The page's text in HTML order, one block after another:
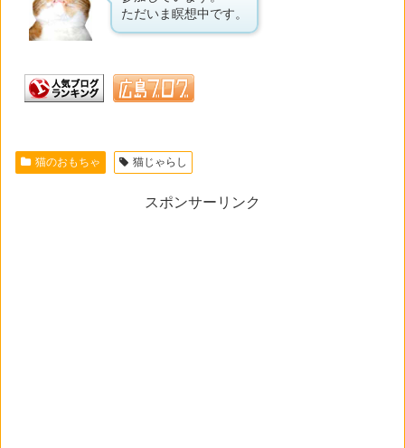
ただいま瞑想中です。
猫のおもちゃ 猫じゃらし
スポンサーリンク